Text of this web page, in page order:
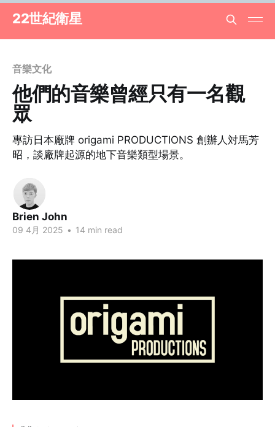
22世紀衛星
音樂文化
他們的音樂曾經只有一名觀
眾
專訪日本廠牌 origami PRODUCTIONS 創辦人対馬芳
昭，談廠牌起源的地下音樂類型場景。
Brien John
09 4月 2025 • 14 min read